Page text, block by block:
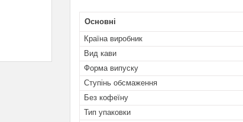
Основні
Країна виробник
Вид кави
Форма випуску
Ступінь обсмаження
Без кофеїну
Тип упаковки